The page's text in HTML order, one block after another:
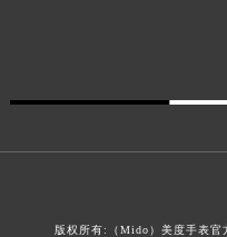
版权所有:（Mido） 美度手表官